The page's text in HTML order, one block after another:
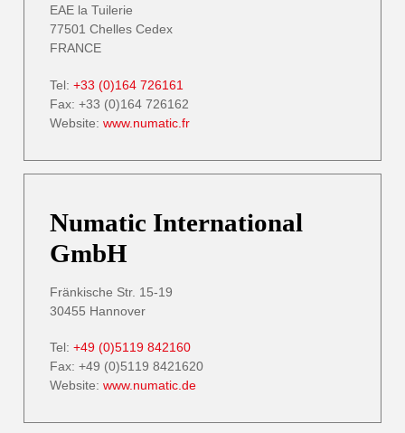
EAE la Tuilerie
77501 Chelles Cedex
FRANCE
Tel: +33 (0)164 726161
Fax: +33 (0)164 726162
Website: www.numatic.fr
Numatic International
GmbH
Fränkische Str. 15-19
30455 Hannover
Tel: +49 (0)5119 842160
Fax: +49 (0)5119 8421620
Website: www.numatic.de